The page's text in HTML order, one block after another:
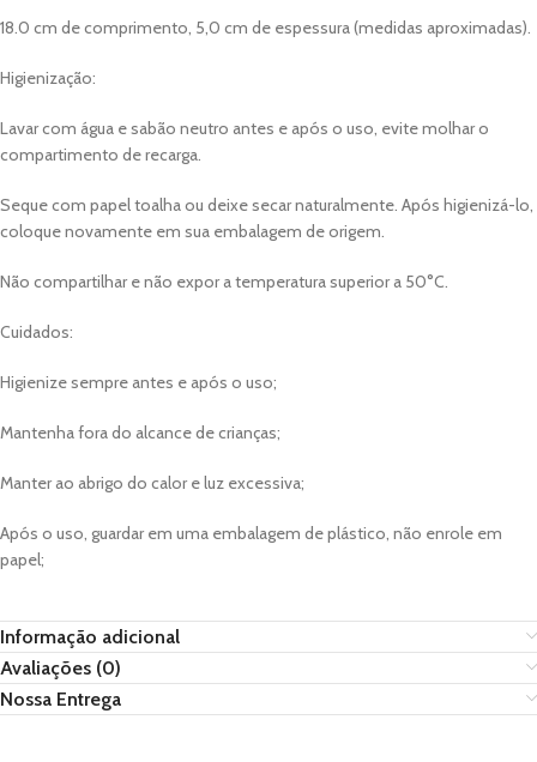
18.0 cm de comprimento, 5,0 cm de espessura (medidas aproximadas).
Higienização:
Lavar com água e sabão neutro antes e após o uso, evite molhar o
compartimento de recarga.
Seque com papel toalha ou deixe secar naturalmente. Após higienizá-lo,
coloque novamente em sua embalagem de origem.
Não compartilhar e não expor a temperatura superior a 50°C.
Cuidados:
Higienize sempre antes e após o uso;
Mantenha fora do alcance de crianças;
Manter ao abrigo do calor e luz excessiva;
Após o uso, guardar em uma embalagem de plástico, não enrole em
papel;
Informação adicional
Avaliações (0)
Nossa Entrega